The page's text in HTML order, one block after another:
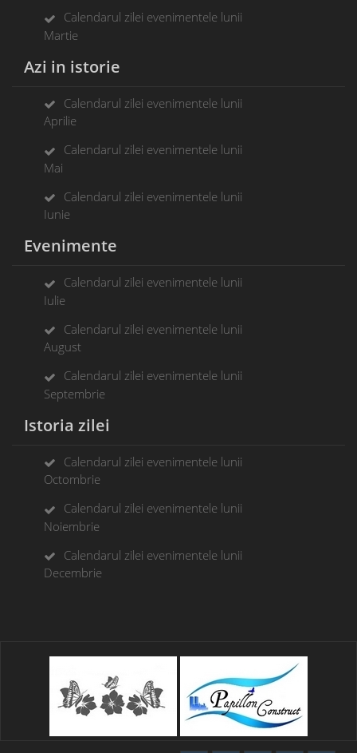
Calendarul zilei evenimentele lunii
Martie
Azi in istorie
Calendarul zilei evenimentele lunii
Aprilie
Calendarul zilei evenimentele lunii
Mai
Calendarul zilei evenimentele lunii
Iunie
Evenimente
Calendarul zilei evenimentele lunii
Iulie
Calendarul zilei evenimentele lunii
August
Calendarul zilei evenimentele lunii
Septembrie
Istoria zilei
Calendarul zilei evenimentele lunii
Octombrie
Calendarul zilei evenimentele lunii
Noiembrie
Calendarul zilei evenimentele lunii
Decembrie